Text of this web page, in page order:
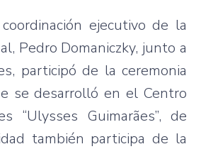
ejecutivo de la
Pedro Domaniczky, junto a
participó de la ceremonia
se desarrolló en el Centro
“Ulysses Guimarães”,​ de
también participa de la